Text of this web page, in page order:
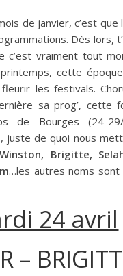
de janvier, c’est
Dès lors,
c’est vraiment tout
cette époque
les festivals.
sa prog’, cette
de Bourges (24-
juste de quoi nous
Brigitte,
…les autres noms sont
24 avril
–